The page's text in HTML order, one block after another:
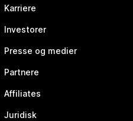
Karriere
Investorer
Presse og medier
Partnere
Affiliates
Juridisk